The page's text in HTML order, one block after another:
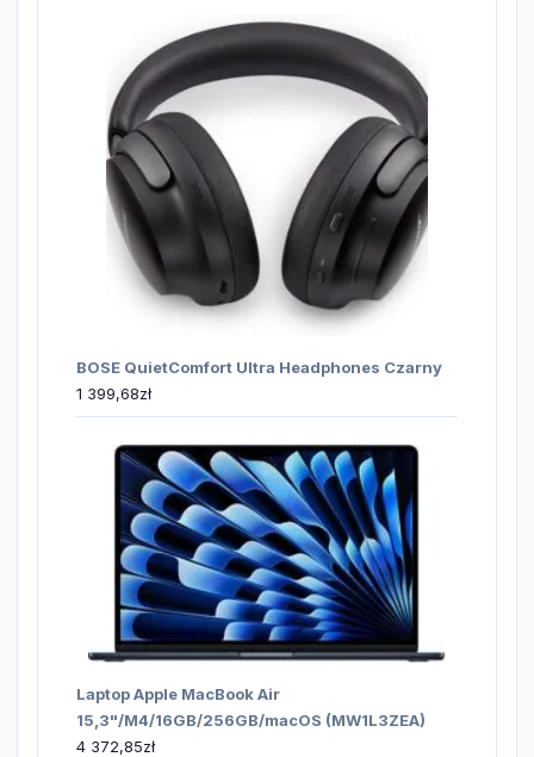
BOSE QuietComfort Ultra Headphones Czarny
1 399,68zł
Laptop Apple MacBook Air
15,3"/M4/16GB/256GB/macOS (MW1L3ZEA)
4 372,85zł